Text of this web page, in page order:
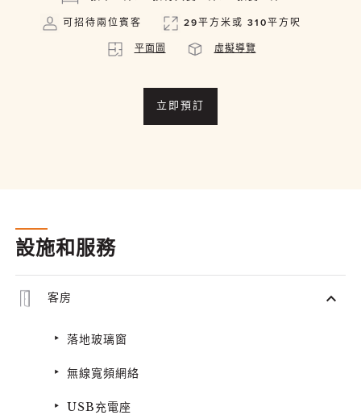
可招待兩位賓客 29平方米或 310平方呎
平面圖 虛擬導覽
立即預訂
設施和服務
客房
落地玻璃窗
無線寬頻網絡
USB充電座